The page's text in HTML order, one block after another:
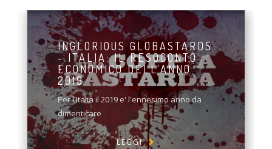
INGLORIOUS GLOBASTARDS
- ITALIA: IL RESOCONTO
ECONOMICO DELL'ANNO
2019
Per l'Italia il 2019 e' l'ennesimo anno da
dimenticare
LEGGI